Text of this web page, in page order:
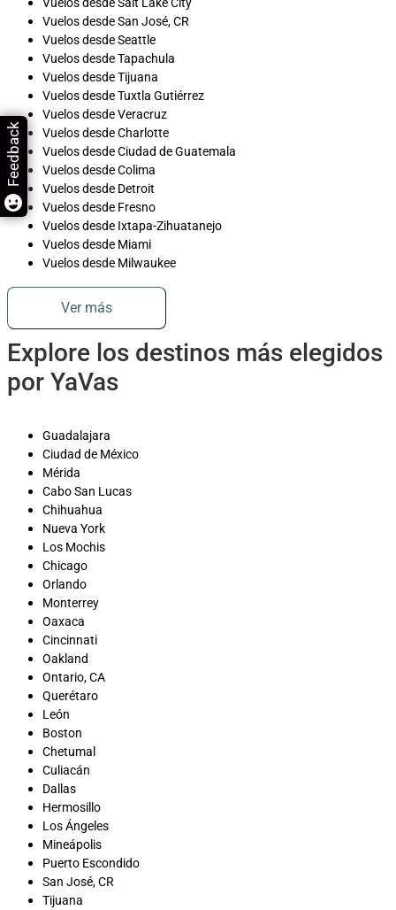
Vuelos desde San José, CR
Vuelos desde Seattle
Vuelos desde Tapachula
Vuelos desde Tijuana
Vuelos desde Tuxtla Gutiérrez
Vuelos desde Veracruz
Vuelos desde Charlotte
Vuelos desde Ciudad de Guatemala
Vuelos desde Colima
Vuelos desde Detroit
Vuelos desde Fresno
Vuelos desde Ixtapa-Zihuatanejo
Vuelos desde Miami
Vuelos desde Milwaukee
Ver más
Explore los destinos más elegidos
por YaVas
Guadalajara
Ciudad de México
Mérida
Cabo San Lucas
Chihuahua
Nueva York
Los Mochis
Chicago
Orlando
Monterrey
Oaxaca
Cincinnati
Oakland
Ontario, CA
Querétaro
León
Boston
Chetumal
Culiacán
Dallas
Hermosillo
Los Ángeles
Mineápolis
Puerto Escondido
San José, CR
Tijuana
Feedback